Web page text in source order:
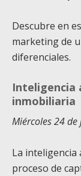
Descubre en
marketing de
diferenciales.
Inteligencia
inmobiliaria
Miércoles 24
La inteligencia
proceso de